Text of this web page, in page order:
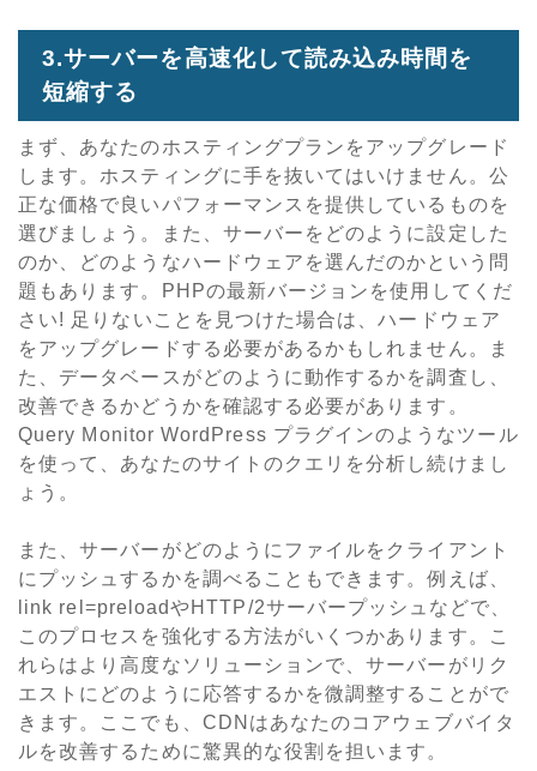
3.サーバーを高速化して読み込み時間を
短縮する
まず、あなたのホスティングプランをアップグレード
します。ホスティングに手を抜いてはいけません。公
正な価格で良いパフォーマンスを提供しているものを
選びましょう。また、サーバーをどのように設定した
のか、どのようなハードウェアを選んだのかという問
題もあります。PHPの最新バージョンを使用してくだ
さい! 足りないことを見つけた場合は、ハードウェア
をアップグレードする必要があるかもしれません。ま
た、データベースがどのように動作するかを調査し、
改善できるかどうかを確認する必要があります。
Query Monitor WordPress プラグインのようなツール
を使って、あなたのサイトのクエリを分析し続けまし
ょう。
また、サーバーがどのようにファイルをクライアント
にプッシュするかを調べることもできます。例えば、
link rel=preloadやHTTP/2サーバープッシュなどで、
このプロセスを強化する方法がいくつかあります。こ
れらはより高度なソリューションで、サーバーがリク
エストにどのように応答するかを微調整することがで
きます。ここでも、CDNはあなたのコアウェブバイタ
ルを改善するために驚異的な役割を担います。